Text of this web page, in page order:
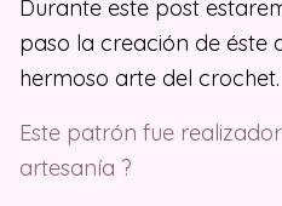
Durante este post
paso la creación de éste
hermoso arte del crochet.
Este patrón fue
artesanía ?